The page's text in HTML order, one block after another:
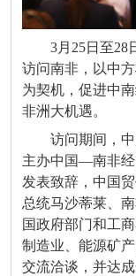
3月25日至28
访问南非，以中
为契机，促进中
非洲大机遇。
访问期间，
主办中国—南非
发表致辞，中国
总统马沙蒂莱、
国政府部门和工
制造业、能源矿
交流洽谈，并达成